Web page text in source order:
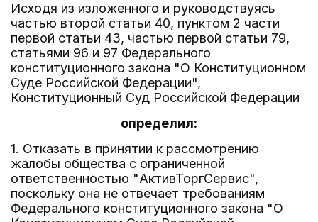
Исходя из изложенного и руководствуясь
частью второй статьи 40, пунктом 2 части
первой статьи 43, частью первой статьи 79,
статьями 96 и 97 Федерального
конституционного закона "О Конституционном
Суде Российской Федерации",
Конституционный Суд Российской Федерации
определил:
1. Отказать в принятии к рассмотрению
жалобы общества с ограниченной
ответственностью "АктивТоргСервис",
поскольку она не отвечает требованиям
Федерального конституционного закона "О